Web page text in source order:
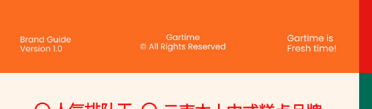
品牌设计｜叙也先生的面包
云南本土烘焙新势力品牌